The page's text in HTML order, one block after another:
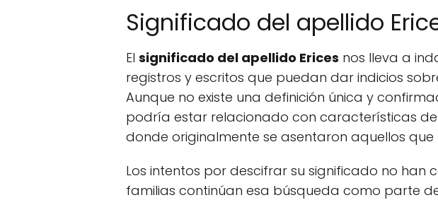
Significado del apellido
El significado del apellido Erices nos lleva a
registros y escritos que puedan dar indicios
Aunque no existe una definición única y
podría estar relacionado con características
donde originalmente se asentaron aquellos
Los intentos por descifrar su significado no han
familias continúan esa búsqueda como parte